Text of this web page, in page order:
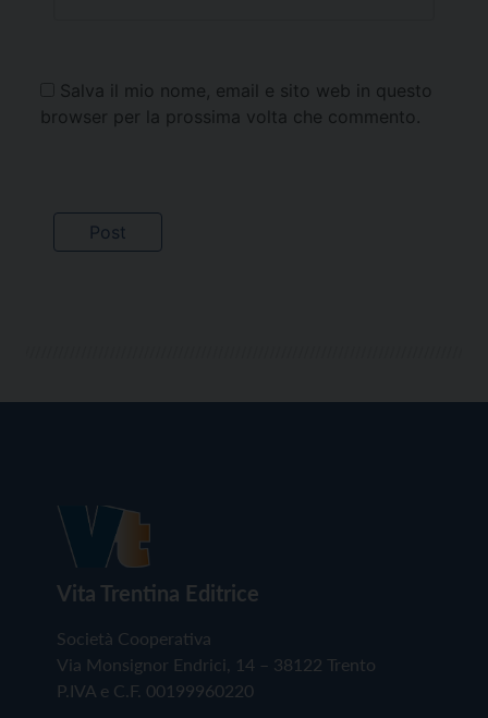
Salva il mio nome, email e sito web in questo
browser per la prossima volta che commento.
Vita Trentina Editrice
Società Cooperativa
Via Monsignor Endrici, 14 – 38122 Trento
P.IVA e C.F. 00199960220